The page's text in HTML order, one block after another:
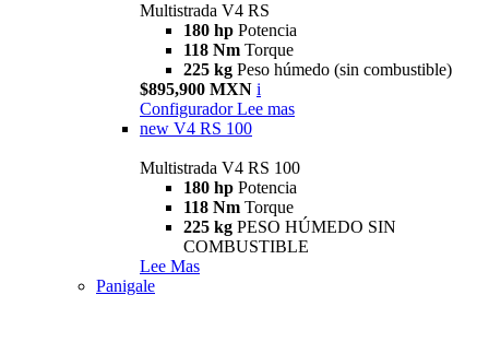
Multistrada V4 RS
180 hp Potencia
118 Nm Torque
225 kg Peso húmedo (sin combustible)
$895,900 MXN i
Configurador Lee mas
new V4 RS 100
Multistrada V4 RS 100
180 hp Potencia
118 Nm Torque
225 kg PESO HÚMEDO SIN
COMBUSTIBLE
Lee Mas
Panigale